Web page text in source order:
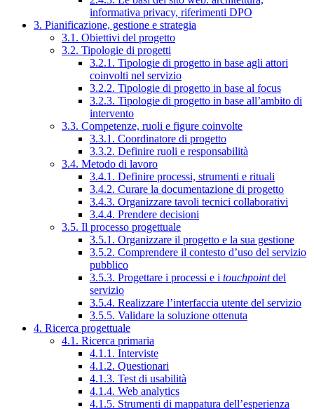
informativa privacy, riferimenti DPO
3. Pianificazione, gestione e strategia
3.1. Obiettivi del progetto
3.2. Tipologie di progetti
3.2.1. Tipologie di progetto in base agli attori
coinvolti nel servizio
3.2.2. Tipologie di progetto in base al focus
3.2.3. Tipologie di progetto in base all’ambito di
intervento
3.3. Competenze, ruoli e figure coinvolte
3.3.1. Coordinatore di progetto
3.3.2. Definire ruoli e responsabilità
3.4. Metodo di lavoro
3.4.1. Definire processi, strumenti e rituali
3.4.2. Curare la documentazione di progetto
3.4.3. Organizzare tavoli tecnici collaborativi
3.4.4. Prendere decisioni
3.5. Il processo progettuale
3.5.1. Organizzare il progetto e la sua gestione
3.5.2. Comprendere il contesto d’uso del servizio
pubblico
3.5.3. Progettare i processi e i touchpointdel
servizio
3.5.4. Realizzare l’interfaccia utente del servizio
3.5.5. Validare la soluzione ottenuta
4. Ricerca progettuale
4.1. Ricerca primaria
4.1.1. Interviste
4.1.2. Questionari
4.1.3. Test di usabilità
4.1.4. Web analytics
4.1.5. Strumenti di mappatura dell’esperienza